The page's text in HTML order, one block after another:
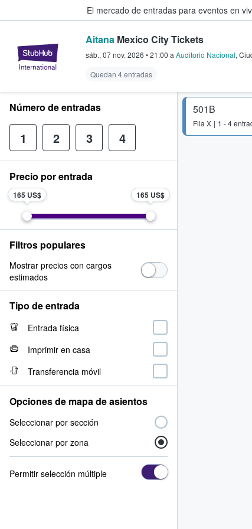
El mercado de entradas para eventos en
StubHub: compra y venta de
Aitana Mexico City Tickets
sáb., 07 nov. 2026 •21:00 a Auditorio Nacional,
Quedan 4 entradas
501B
Fila X 1 - 4
Número de entradas
1 2 3 4
Precio por entrada
165 US$ 165 US$
Filtros populares
Mostrar precios con cargos
estimados
Tipo de entrada
Entrada física
Imprimir en casa
Transferencia móvil
Opciones de mapa de asientos
Seleccionar por sección
Seleccionar por zona
Permitir selección múltiple